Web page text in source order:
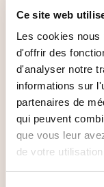
Ce site web
Les cookies nous
d'offrir des
d'analyser notre
informations sur
partenaires de
qui peuvent
que vous leur
de votre
QUELS
ABORDÉS
messages
réponses
catalogue
diffusion de
relation